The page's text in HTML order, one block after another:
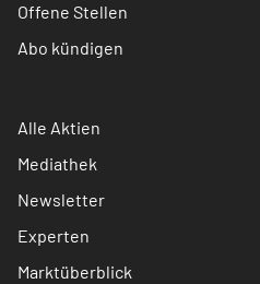
Offene Stellen
Abo kündigen
Alle Aktien
Mediathek
Newsletter
Experten
Marktüberblick